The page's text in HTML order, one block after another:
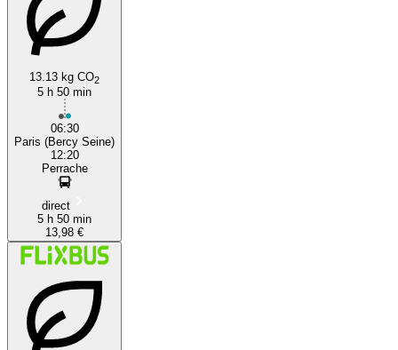
13.13 kg CO2
5 h 50 min
06:30
Paris (Bercy Seine)
12:20
Perrache
direct
5 h 50 min
13,98 €